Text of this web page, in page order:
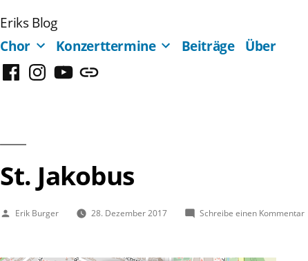
Eriks Blog
Chor
Konzerttermine Beiträge Über
FacebookInstagram
YouTubeMastodon
St. Jakobus
Veröffentlicht
Erik Burger 28. Dezember 2017 Schreibe einen Kommentarzu